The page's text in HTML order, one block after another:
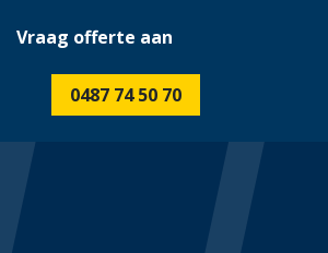
Vraag offerte aan
0487 74 50 70